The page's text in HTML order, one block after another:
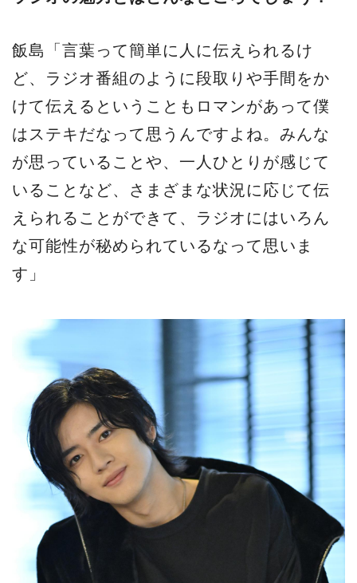
飯島「言葉って簡単に人に伝えられるけ
ど、ラジオ番組のように段取りや手間をか
けて伝えるということもロマンがあって僕
はステキだなって思うんですよね。みんな
が思っていることや、一人ひとりが感じて
いることなど、さまざまな状況に応じて伝
えられることができて、ラジオにはいろん
な可能性が秘められているなって思いま
す」